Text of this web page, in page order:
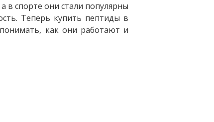
спорте они стали популярны
Теперь купить пептиды в
как они работают и